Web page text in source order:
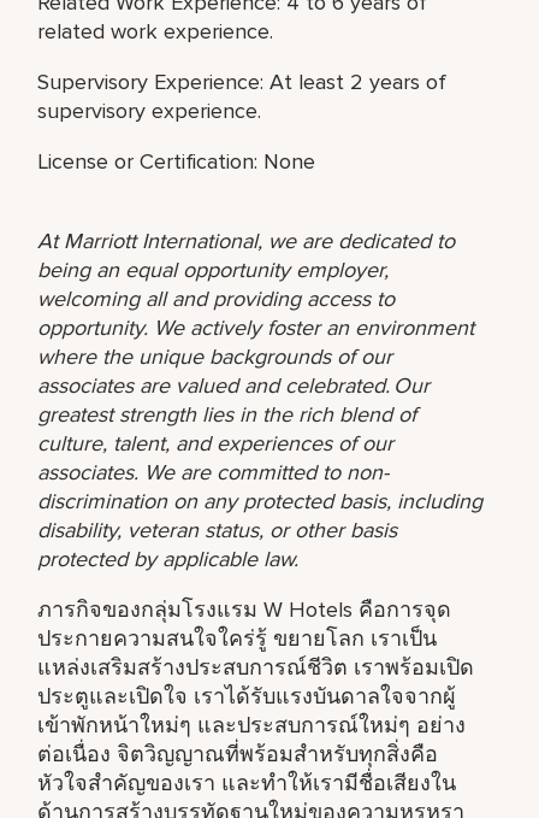
related work experience.
Supervisory Experience: At least 2 years of
supervisory experience.
License or Certification: None
At Marriott International, we are dedicated to
being an equal opportunity employer,
welcoming all and providing access to
opportunity. We actively foster an environment
where the unique backgrounds of our
associates are valued and celebrated. Our
greatest strength lies in the rich blend of
culture, talent, and experiences of our
associates. We are committed to non-
discrimination on any protected basis, including
disability, veteran status, or other basis
protected by applicable law.
ภารกิจของกลุ่มโรงแรม W Hotels คือการจุด
ประกายความสนใจใคร่รู้ ขยายโลก เราเป็น
แหล่งเสริมสร้างประสบการณ์ชีวิต เราพร้อมเปิด
ประตูและเปิดใจ เราได้รับแรงบันดาลใจจากผู้
เข้าพักหน้าใหม่ๆ และประสบการณ์ใหม่ๆ อย่าง
ต่อเนื่อง จิตวิญญาณที่พร้อมสำหรับทุกสิ่งคือ
หัวใจสำคัญของเรา และทำให้เรามีชื่อเสียงใน
ด้านการสร้างบรรทัดฐานใหม่ของความหรูหรา